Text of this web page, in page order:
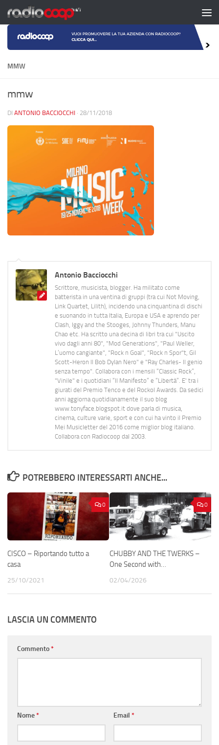
Salta al contenuto
MMW
mmw
DI ANTONIO BACCIOCCHI · 28/11/2018
Antonio Bacciocchi
Scrittore, musicista, blogger. Ha militato come
batterista in una ventina di gruppi (tra cui Not Moving,
Link Quartet, Lilith), incidendo una cinquantina di dischi
e suonando in tutta Italia, Europa e USA e aprendo per
Clash, Iggy and the Stooges, Johnny Thunders, Manu
Chao etc. Ha scritto una decina di libri tra cui "Uscito
vivo dagli anni 80", "Mod Generations", "Paul Weller,
L’uomo cangiante", "Rock n Goal", "Rock n Spor"t, Gil
Scott-Heron Il Bob Dylan Nero" e "Ray Charles- Il genio
senza tempo". Collabora con i mensili “Classic Rock”,
"Vinile" e i quotidiani “Il Manifesto” e “Libertà”. E' tra i
giurati del Premio Tenco e del Rockol Awards. Da sedici
anni aggiorna quotidianamente il suo blog
www.tonyface.blogspot.it dove parla di musica,
cinema, culture varie, sport e con cui ha vinto il Premio
Mei Musicletter del 2016 come miglior blog italiano.
Collabora con Radiocoop dal 2003.
POTREBBERO INTERESSARTI ANCHE...
0
CISCO – Riportando tutto a
casa
25/10/2021
0
CHUBBY AND THE TWERKS –
One Second with…
02/04/2026
LASCIA UN COMMENTO
Commento*
Nome* Email *